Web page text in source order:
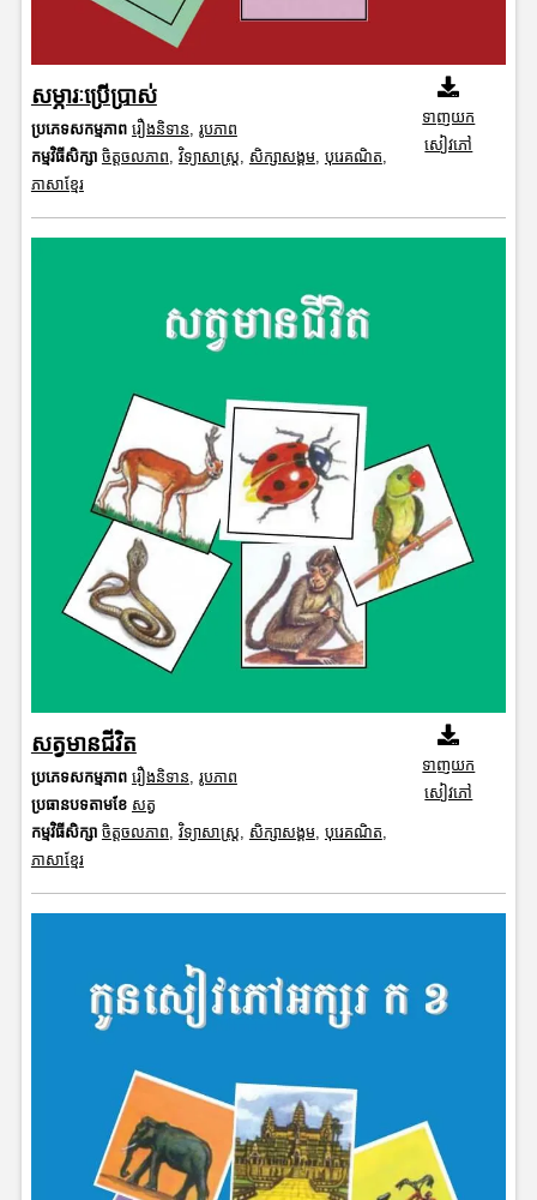
សម្ភារៈប្រើប្រាស់
ប្រភេទសកម្មភាព រឿងនិទាន រូបភាព
កម្មវិធីសិក្សា ចិត្តចលភាព វិទ្យាសាស្រ្ត សិក្សាសង្គម, បុរេគណិត
ភាសាខ្មែរ
ទាញយក
សៀវភៅ
សត្វមានជីវិត
ប្រភេទសកម្មភាព រឿងនិទាន, រូបភាព
ប្រធានបទតាមខែ សត្វ
កម្មវិធីសិក្សា ចិត្តចលភាព, វិទ្យាសាស្រ្ត, សិក្សាសង្គម, បុរេគណិត,
ភាសាខ្មែរ
ទាញយក
សៀវភៅ